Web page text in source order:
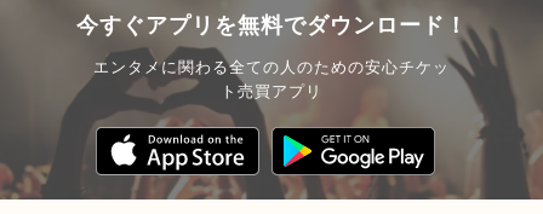
今すぐアプリを無料でダウンロード！
エンタメに関わる全ての人のための安心チケッ
ト売買アプリ